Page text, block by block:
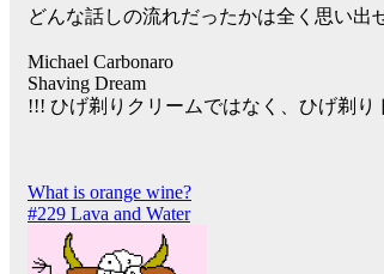
どんな話しの流れだったかは全く思い
Michael Carbonaro
Shaving Dream
!!! ひげ剃りクリームではなく、ひげ剃
Post
navigation
What is orange wine?
#229 Lava and Water